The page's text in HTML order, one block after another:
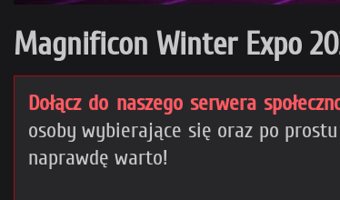
Magnificon Winter Expo
Dołącz do naszego serwera
osoby wybierające się oraz po
naprawdę warto!